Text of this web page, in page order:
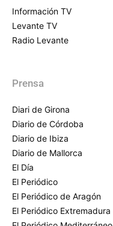
Información TV
Levante TV
Radio Levante
Prensa
Diari de Girona
Diario de Córdoba
Diario de Ibiza
Diario de Mallorca
El Día
El Periódico
El Periódico de Aragón
El Periódico Extremadura